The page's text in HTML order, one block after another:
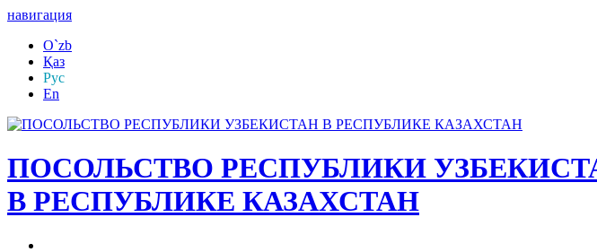
навигация
O`zb
Қаз
Рус
En
ПОСОЛЬСТВО РЕСПУБЛИКИ
В РЕСПУБЛИКЕ КАЗАХСТАН